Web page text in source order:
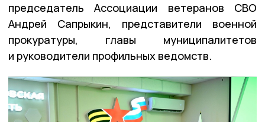
председатель Ассоциации ветеранов СВО
Андрей Сапрыкин, представители военной
прокуратуры, главы муниципалитетов
и руководители профильных ведомств.